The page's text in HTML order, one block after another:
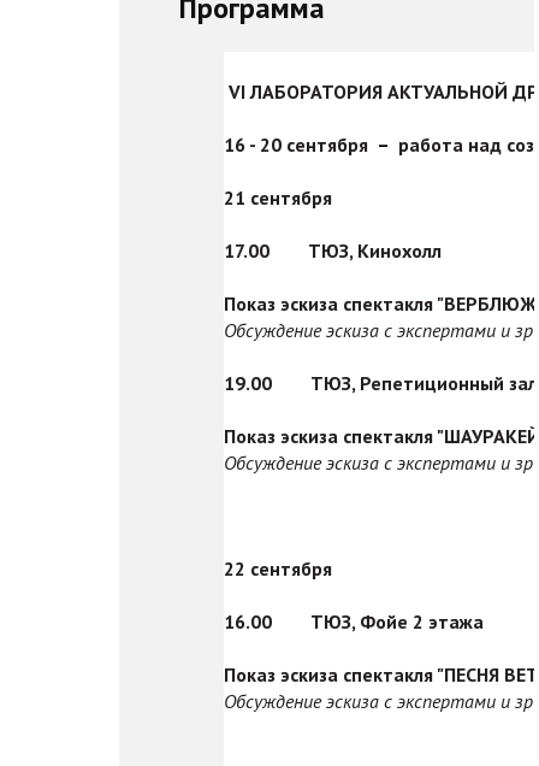
Программа
VI ЛАБОРАТОРИЯ АКТУАЛЬНОЙ
16 - 20 сентября – работа над
21 сентября
17.00 ТЮЗ, Кинохолл
Показ эскиза спектакля
Обсуждение эскиза с экспертами и
19.00 ТЮЗ, Репетиционный зал
Показ эскиза спектакля
Обсуждение эскиза с экспертами и
22 сентября
16.00 ТЮЗ, Фойе 2 этажа
Показ эскиза спектакля "ПЕСНЯ
Обсуждение эскиза с экспертами и